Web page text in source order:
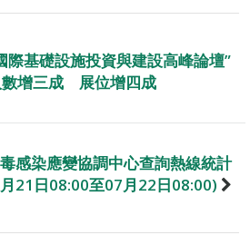
際基礎設施投資與建設高峰論壇”
增三成 展位增四成
感染應變協調中心查詢熱線統計
21日08:00至07月22日08:00)